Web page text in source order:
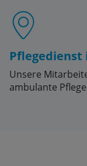
Pflegedienst
Unsere
ambulante